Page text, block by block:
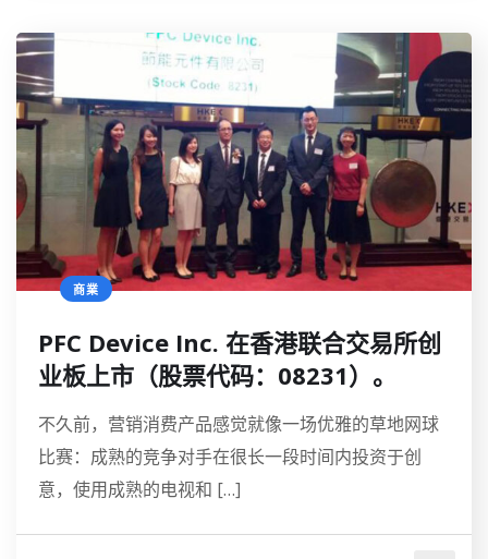
商業
PFC Device Inc. 在香港联合交易所创
业板上市（股票代码：08231）。
不久前，营销消费产品感觉就像一场优雅的草地网球
比赛：成熟的竞争对手在很长一段时间内投资于创
意，使用成熟的电视和 […]